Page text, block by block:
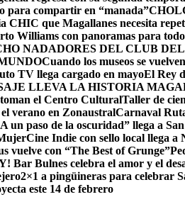
para compartir en “manada”
CHIC que Magallanes necesita
Williams con panoramas para
NADADORES DEL CLUB
Cuando los museos se
TV llega cargado en mayoEl Rey
LLEVA LA HISTORIA
el Centro CulturalTaller de
verano en ZonaustralCarnaval
un paso de la oscuridad” llega a
Cine Indie con sello local llega a
vuelve con “The Best of Grunge”
Bar Bulnes celebra el amor y el
2×1 a pingüineras para celebrar
este 14 de febrero